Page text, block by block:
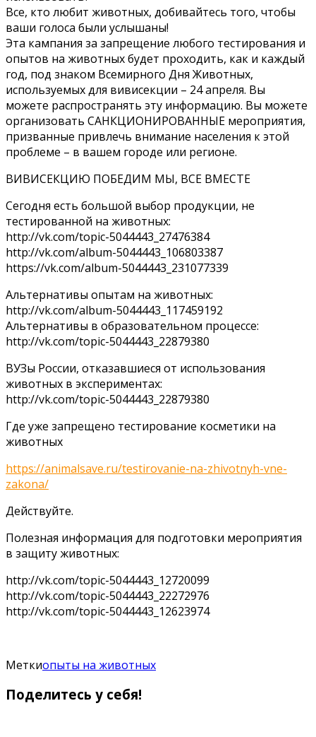
Все, кто любит животных, добивайтесь того, чтобы
ваши голоса были услышаны!
Эта кампания за запрещение любого тестирования и
опытов на животных будет проходить, как и каждый
год, под знаком Всемирного Дня Животных,
используемых для вивисекции – 24 апреля. Вы
можете распространять эту информацию. Вы можете
организовать САНКЦИОНИРОВАННЫЕ мероприятия,
призванные привлечь внимание населения к этой
проблеме – в вашем городе или регионе.
ВИВИСЕКЦИЮ ПОБЕДИМ МЫ, ВСЕ ВМЕСТЕ
Сегодня есть большой выбор продукции, не
тестированной на животных:
http://vk.com/topic-5044443_27476384
http://vk.com/album-5044443_106803387
https://vk.com/album-5044443_231077339
Альтернативы опытам на животных:
http://vk.com/album-5044443_117459192
Альтернативы в образовательном процессе:
http://vk.com/topic-5044443_22879380
ВУЗы России, отказавшиеся от использования
животных в экспериментах:
http://vk.com/topic-5044443_22879380
Где уже запрещено тестирование косметики на
животных
https://animalsave.ru/testirovanie-na-zhivotnyh-vne-
zakona/
Действуйте.
Полезная информация для подготовки мероприятия
в защиту животных:
http://vk.com/topic-5044443_12720099
http://vk.com/topic-5044443_22272976
http://vk.com/topic-5044443_12623974
Меткиопыты на животных
Поделитесь у себя!